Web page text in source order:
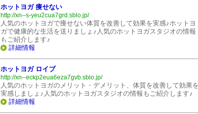
ホットヨガ 痩せない
http://xn--s-yeu2cua7grd.sblo.jp/
人気のホットヨガで痩せない体質を改善して効果を実感♪ホットヨ
ガで健康的な生活を送りましょ♪人気のホットヨガスタジオの情報
もご紹介します♪
詳細情報
ホットヨガ ロイブ
http://xn--eckp2eua6eza7gvb.sblo.jp/
人気のホットヨガのメリット・デメリット、体質を改善して効果を
実感しましょ♪人気のホットヨガスタジオの情報もご紹介します♪
詳細情報